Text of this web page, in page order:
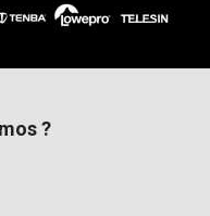
?